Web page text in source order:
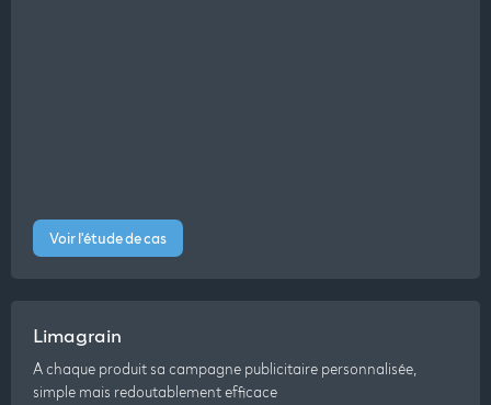
Voir l'étude de cas
Limagrain
A chaque produit sa campagne publicitaire personnalisée,
simple mais redoutablement efficace